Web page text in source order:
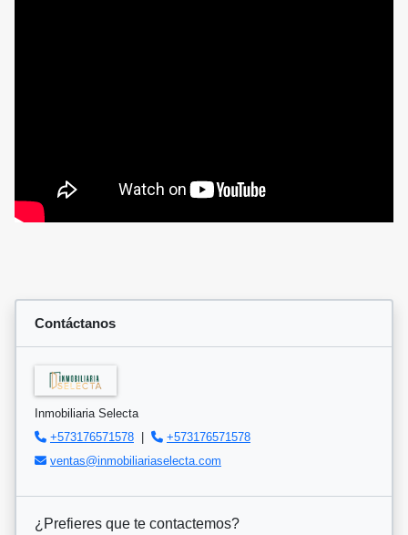
Contáctanos
Inmobiliaria Selecta
+573176571578 |
+573176571578
ventas@inmobiliariaselecta.com
¿Prefieres que te contactemos?